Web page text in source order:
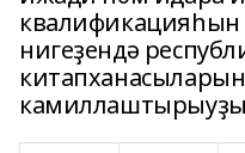
квалификацияһын
нигеҙендә